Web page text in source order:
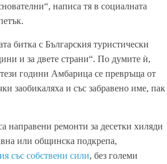
написа тя в социалната
битка с Българския туристически
и за двете страни“. По думите ѝ,
години Амбарица се превръща от
заобикаляха и със забравено име, пак
направени ремонти за десетки хиляди
или общинска подкрепа,
със собствени сили, без големи